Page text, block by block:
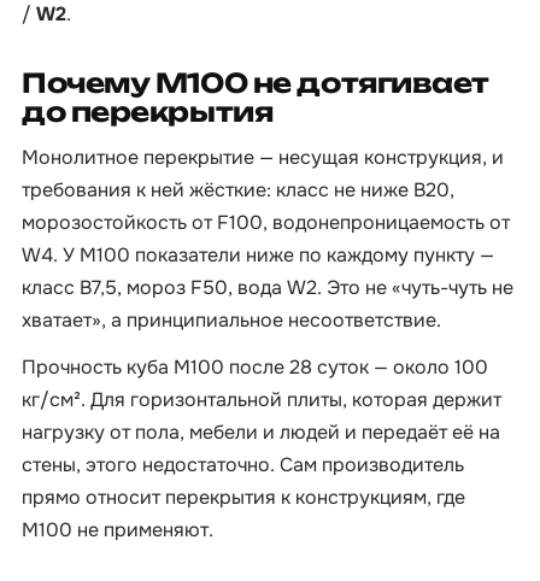
/ W2.
Почему М100 не дотягивает
до перекрытия
Монолитное перекрытие — несущая конструкция, и
требования к ней жёсткие: класс не ниже B20,
морозостойкость от F100, водонепроницаемость от
W4. У М100 показатели ниже по каждому пункту —
класс B7,5, мороз F50, вода W2. Это не «чуть-чуть не
хватает», а принципиальное несоответствие.
Прочность куба М100 после 28 суток — около 100
кг/см². Для горизонтальной плиты, которая держит
нагрузку от пола, мебели и людей и передаёт её на
стены, этого недостаточно. Сам производитель
прямо относит перекрытия к конструкциям, где
М100 не применяют.